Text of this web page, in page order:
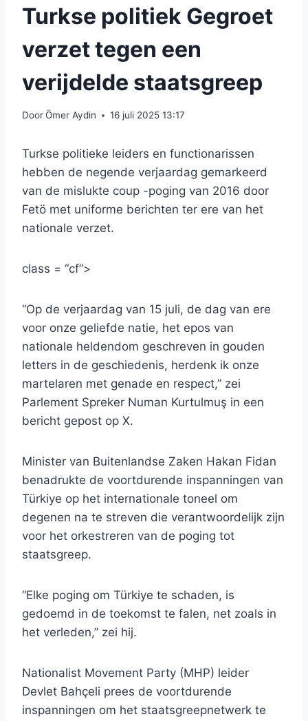
Turkse politiek Gegroet
verzet tegen een
verijdelde staatsgreep
DoorÖmer Aydin 16 juli 2025 13:17
Turkse politieke leiders en functionarissen
hebben de negende verjaardag gemarkeerd
van de mislukte coup -poging van 2016 door
Fetö met uniforme berichten ter ere van het
nationale verzet.
class = “cf”>
“Op de verjaardag van 15 juli, de dag van ere
voor onze geliefde natie, het epos van
nationale heldendom geschreven in gouden
letters in de geschiedenis, herdenk ik onze
martelaren met genade en respect,” zei
Parlement Spreker Numan Kurtulmuş in een
bericht gepost op X.
Minister van Buitenlandse Zaken Hakan Fidan
benadrukte de voortdurende inspanningen van
Türkiye op het internationale toneel om
degenen na te streven die verantwoordelijk zijn
voor het orkestreren van de poging tot
staatsgreep.
“Elke poging om Türkiye te schaden, is
gedoemd in de toekomst te falen, net zoals in
het verleden,” zei hij.
Nationalist Movement Party (MHP) leider
Devlet Bahçeli prees de voortdurende
inspanningen om het staatsgreepnetwerk te